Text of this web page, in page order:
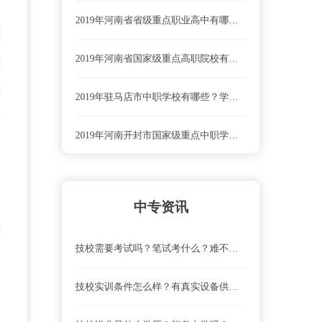
2019年河南省省级重点职业高中有哪些？学校排名
2019年河南省国家级重点高职院校有哪些？学校排名
2019年驻马店市中职学校有哪些？学校排名
2019年河南开封市国家级重点中职学校有哪些？中职学校排名
河南省商务中等职业学校怎么去？乘车路线
河南省商务中等职业学校学费及收费标准
中专资讯
技校需要考试吗？笔试考什么？难不难？
技校实训条件怎么样？有真实设备供实操吗？